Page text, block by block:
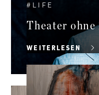
# LIFE
Theater
WEITERLESEN